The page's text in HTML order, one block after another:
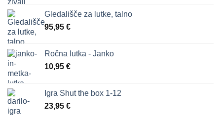
bila:
34,80 €.
Gledališče za lutke, talno
95,95 €
Ročna lutka - Janko
10,95 €
Igra Shut the box 1-12
23,95 €